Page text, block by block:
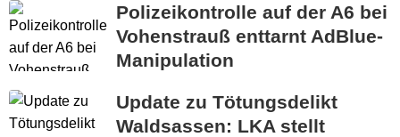
Polizeikontrolle auf der A6 bei
Vohenstrauß enttarnt AdBlue-
Manipulation
Update zu Tötungsdelikt
Waldsassen: LKA stellt